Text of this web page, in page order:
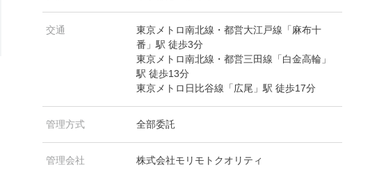
交通
東京メトロ南北線・都営大江戸線「麻布十
番」駅 徒歩3分
東京メトロ南北線・都営三田線「白金高輪」
駅 徒歩13分
東京メトロ日比谷線「広尾」駅 徒歩17分
管理方式 全部委託
管理会社 株式会社モリモトクオリティ